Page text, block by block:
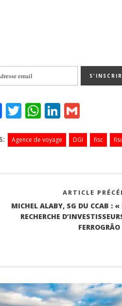
Fa
bo
T
tte
W
ts
Li
ed ail
Agence de voyage DGI fisc
ARTICLE
MICHEL ALABY, SG DU CCAB :
RECHERCHE